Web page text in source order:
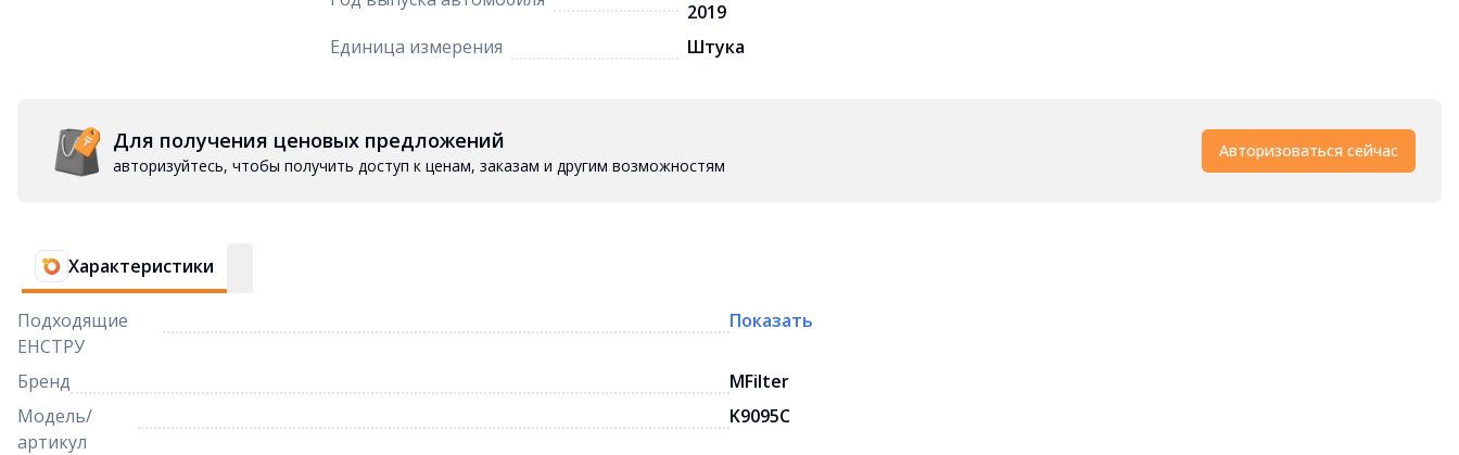
2019
Единица измерения
Штука
Для получения ценовых предложений
авторизуйтесь, чтобы получить доступ к ценам, заказам и другим возможностям
Авторизоваться сейчас
Характеристики
Подходящие
ЕНСТРУ
Показать
Бренд
MFilter
Модель/
артикул
K9095C